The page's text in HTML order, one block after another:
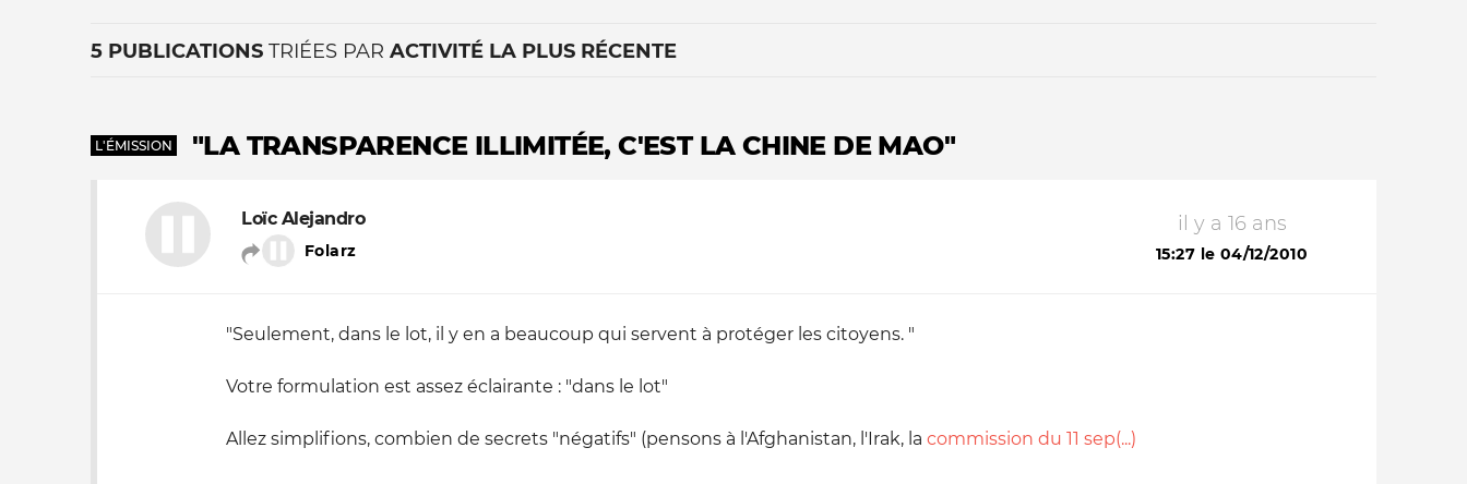
La vie du site Qui sommes-nous ?
5 PUBLICATIONS TRIÉES PAR ACTIVITÉ LA PLUS RÉCENTE
L'ÉMISSION "LA TRANSPARENCE ILLIMITÉE, C'EST LA CHINE DE MAO"
Loïc Alejandro
Folarz
il y a 16 ans
15:27 le 04/12/2010
"Seulement, dans le lot, il y en a beaucoup qui servent à protéger les citoyens. "
Votre formulation est assez éclairante : "dans le lot"
Allez simplifions, combien de secrets "négatifs" (pensons à l'Afghanistan, l'Irak, la commission du 11 sep(...)